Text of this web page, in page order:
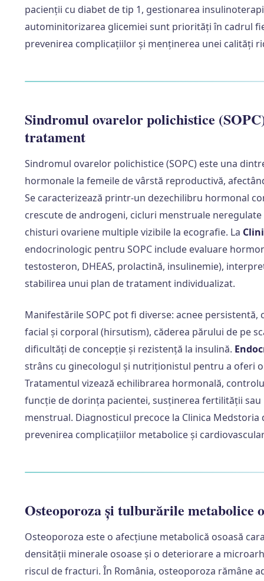
pacienții cu diabet de tip 1, gestionarea
autominitorizarea glicemiei sunt priorități în cadrul
prevenirea complicațiilor și menținerea unei calități
Sindromul ovarelor polichistice
tratament
Sindromul ovarelor polichistice (SOPC) este una
hormonale la femeile de vârstă reproductivă,
Se caracterizează printr-un dezechilibru hormonal
crescute de androgeni, cicluri menstruale
chisturi ovariene multiple vizibile la ecografie. La
endocrinologic pentru SOPC include evaluare
testosteron, DHEAS, prolactină, insulinemie),
stabilirea unui plan de tratament individualizat.
Manifestările SOPC pot fi diverse: acnee persistentă,
facial și corporal (hirsutism), căderea părului de pe
dificultăți de concepție și rezistență la insulină.
strâns cu ginecologul și nutriționistul pentru a oferi
Tratamentul vizează echilibrarea hormonală,
funcție de dorința pacientei, susținerea fertilității
menstrual. Diagnosticul precoce la Clinica Medstoria
prevenirea complicațiilor metabolice și
Osteoporoza și tulburările metabolice
Osteoporoza este o afecțiune metabolică osoasă
densității minerale osoase și o deteriorare a
riscul de fracturi. În România, osteoporoza rămâne